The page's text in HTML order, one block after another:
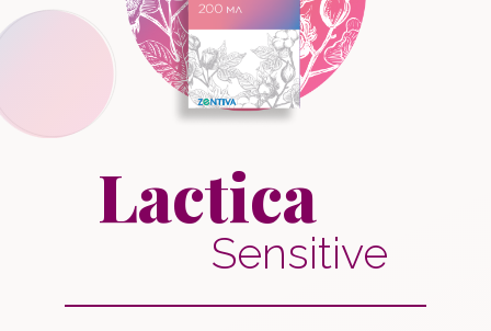
Lactica
Sensitive